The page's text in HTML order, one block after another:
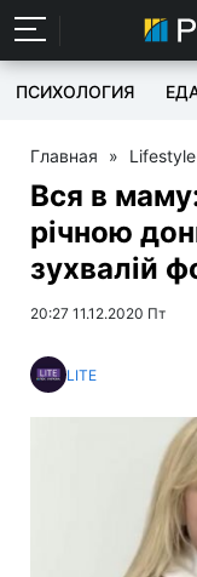
ПСИХОЛОГИЯ
Главная » Lifestyle
Вся в
річною
зухвалій
20:27 11.12.2020 Пт
LITE